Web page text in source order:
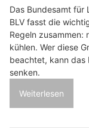
Das Bundesamt für
BLV fasst die
Regeln zusammen:
kühlen. Wer diese
beachtet, kann das
senken.
Weiterlesen